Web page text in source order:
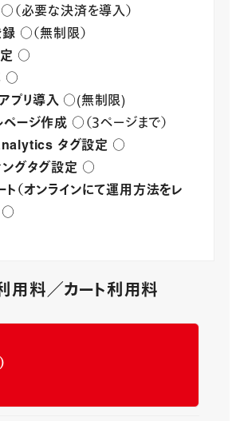
○（必要な決済を導入）
録 ○（無制限）
○
○
プリ導入 ○(無制限)
ページ作成 ○（３ページまで）
タグ設定 ○
ングタグ設定 ○
ト（オンラインにて運用方法をレ
○
用料／カート利用料